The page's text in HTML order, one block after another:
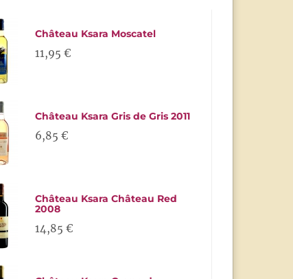
Château Ksara Moscatel
11,95 €
Château Ksara Gris de Gris 2011
6,85 €
Château Ksara Château Red
2008
14,85 €